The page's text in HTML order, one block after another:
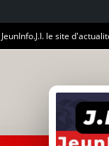
le site